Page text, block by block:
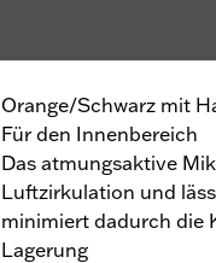
Orange/Schwarz mit
Für den Innenbereich
Das atmungsaktive
Luftzirkulation und
minimiert dadurch die
Lagerung